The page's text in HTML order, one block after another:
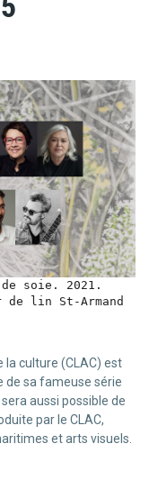
soie. 2021.
lin St-Armand
la culture (CLAC) est
de sa fameuse série
aussi possible de
par le CLAC,
et arts visuels.